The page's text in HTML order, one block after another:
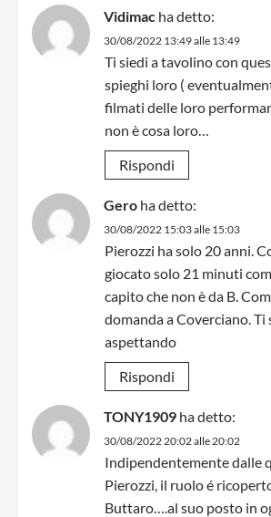
Vidimac ha detto:
30/08/2022 13:49 alle 13:49
Ti siedi a tavolino con
spieghi loro (
filmati delle loro
non è cosa loro…
Rispondi
Gero ha detto:
30/08/2022 15:03 alle 15:03
Pierozzi ha solo 20 anni.
giocato solo 21 minuti
capito che non è da B.
domanda a Coverciano. Ti
aspettando
Rispondi
TONY1909 ha detto:
30/08/2022 20:02 alle 20:02
Indipendentemente dalle
Pierozzi, il ruolo é
Buttaro….al suo posto in